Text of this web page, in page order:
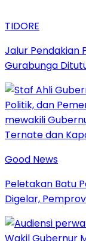
TIDORE
Jalur Pendakian
Gurabunga
Good News
Peletakan Batu
Digelar,